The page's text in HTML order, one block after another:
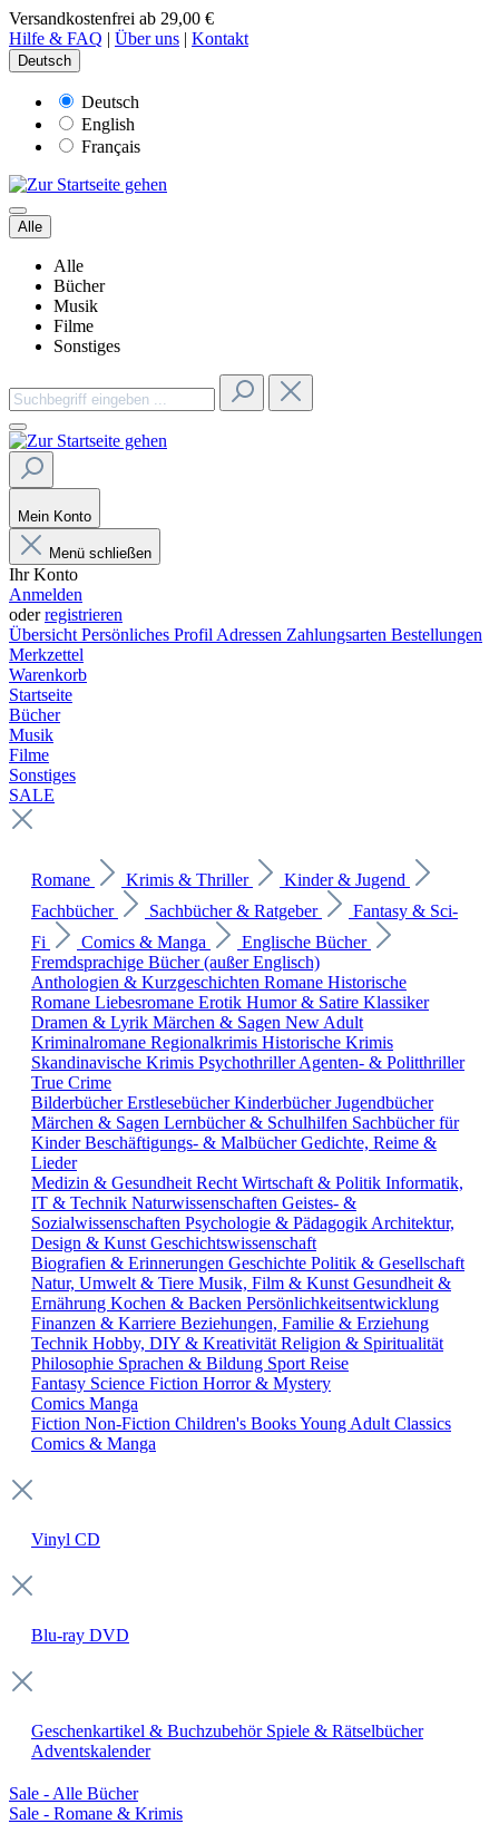
Versandkostenfrei ab 29,00 €
Hilfe & FAQ | Über uns | Kontakt
Deutsch
Deutsch
English
Français
Alle
Alle
Bücher
Musik
Filme
Sonstiges
Mein Konto
Menü schließen
Ihr Konto
Anmelden
oderregistrieren
Übersicht Persönliches Profil Adressen Zahlungsarten Bestellungen
Merkzettel
Warenkorb
Startseite
Bücher
Musik
Filme
Sonstiges
SALE
Romane Krimis & Thriller
Kinder & Jugend
Fachbücher
Sachbücher & Ratgeber
Fantasy & Sci-
Fi
Comics & Manga
Englische Bücher
Fremdsprachige Bücher (außer Englisch)
Anthologien & Kurzgeschichten Romane Historische
Romane Liebesromane Erotik Humor & Satire Klassiker
Dramen & Lyrik Märchen & Sagen New Adult
Kriminalromane Regionalkrimis Historische Krimis
Skandinavische Krimis PsychothrillerAgenten- & Politthriller
True Crime
BilderbücherErstlesebücherKinderbücherJugendbücher
Märchen & Sagen Lernbücher & Schulhilfen Sachbücher für
KinderBeschäftigungs- & MalbücherGedichte, Reime &
Lieder
Medizin & Gesundheit Recht Wirtschaft & Politik Informatik,
IT & Technik Naturwissenschaften Geistes- &
Sozialwissenschaften Psychologie & Pädagogik Architektur,
Design & Kunst Geschichtswissenschaft
Biografien & Erinnerungen Geschichte Politik & Gesellschaft
Natur, Umwelt & Tiere Musik, Film & Kunst Gesundheit &
Ernährung Kochen & Backen Persönlichkeitsentwicklung
Finanzen & Karriere Beziehungen, Familie & Erziehung
Technik Hobby, DIY & Kreativität Religion & Spiritualität
Philosophie Sprachen & Bildung Sport Reise
Fantasy Science Fiction Horror & Mystery
Comics Manga
Fiction Non-Fiction Children's BooksYoung Adult Classics
Comics & Manga
Vinyl CD
Blu-ray DVD
Geschenkartikel & Buchzubehör Spiele & Rätselbücher
Adventskalender
Sale - Alle Bücher
Sale - Romane & Krimis